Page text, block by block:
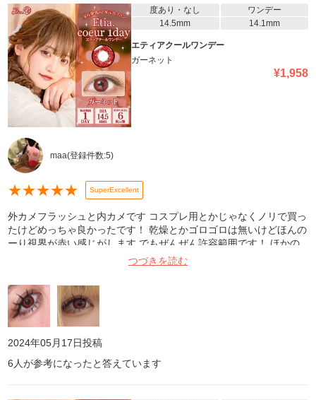
度あり・なし
ワンデー
14.5mm
14.1mm
エティアクールワンデー
ガーネット
¥1,958
maa(登録件数:5)
★★★★★ SuperExcellent
外カメフラッシュと内カメです コスプレ用とかじゃなくノリで買っ
たけどめっちゃ良かったです！ 乾燥とかゴロゴロは無いけどほんの
ーり視界が赤い感じがします でもぜんぜん許容範囲です！ ほかの
つづきを読む
2024年05月17日投稿
6 人が参考になったと答えています